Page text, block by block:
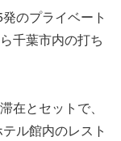
のプライベート
千葉市内の打ち
在とセットで、
ル館内のレスト